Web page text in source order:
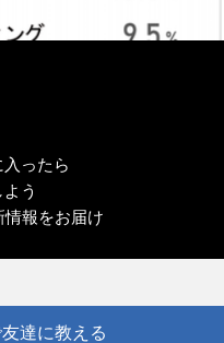
ったら
う
情報をお届け
達に教える